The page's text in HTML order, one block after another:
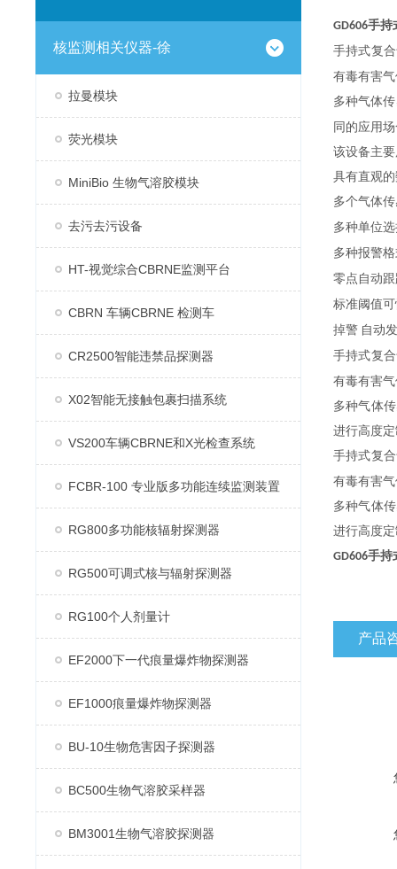
核监测相关仪器-徐
拉曼模块
荧光模块
MiniBio 生物气溶胶模块
去污去污设备
HT-视觉综合CBRNE监测平台
CBRN 车辆CBRNE 检测车
CR2500智能违禁品探测器
X02智能无接触包裹扫描系统
VS200车辆CBRNE和X光检查系统
FCBR-100 专业版多功能连续监测装置
RG800多功能核辐射探测器
RG500可调式核与辐射探测器
RG100个人剂量计
EF2000下一代痕量爆炸物探测器
EF1000痕量爆炸物探测器
BU-10生物危害因子探测器
BC500生物气溶胶采样器
BM3001生物气溶胶探测器
GD606手持
手持式复
有毒有害
多种气体
同的应用
该设备主
具有直观
多个气体
多种单位
多种报警
零点自动
标准阈值
掉警 自动
手持式复
有毒有害
多种气体
进行高度
手持式复
有毒有害
多种气体
进行高度
GD606手持
产品